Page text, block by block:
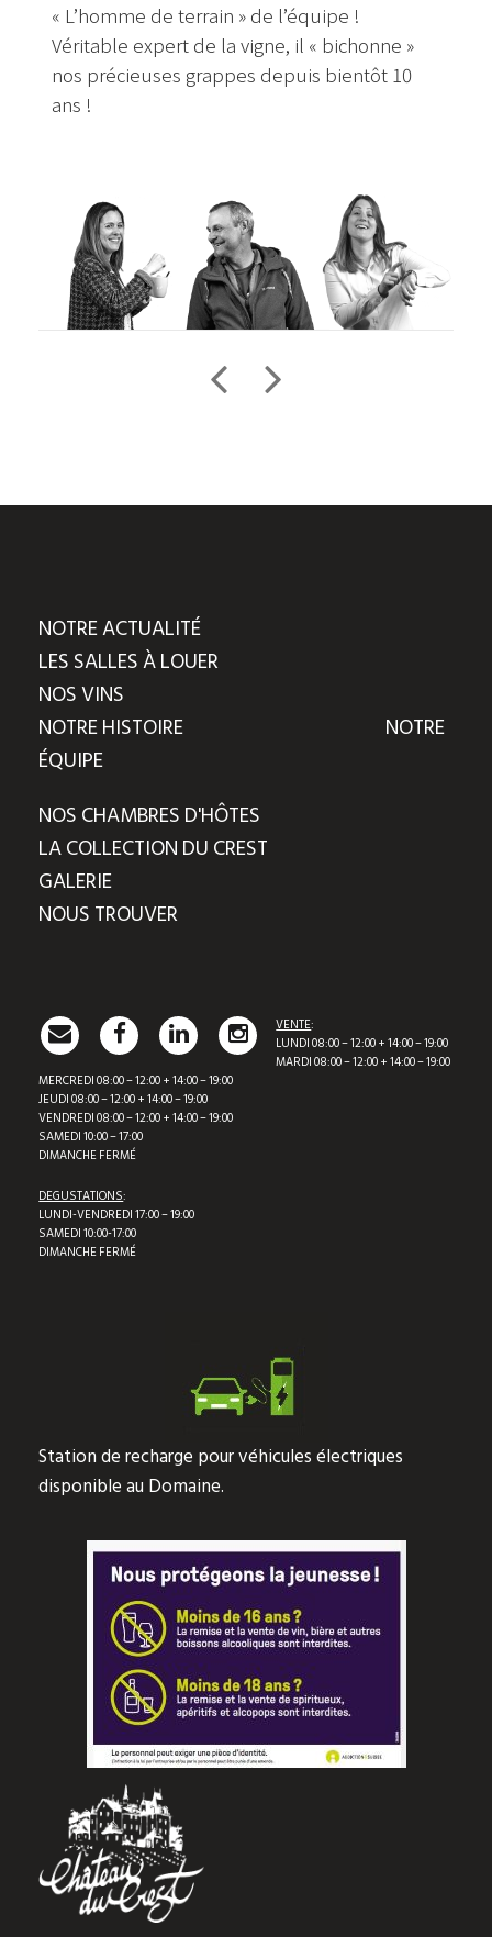
« L’homme de terrain » de l’équipe !
Véritable expert de la vigne, il « bichonne »
nos précieuses grappes depuis bientôt 10
ans !
NOTRE ACTUALITÉ
LES SALLES À LOUER
NOS VINS
NOTRE HISTOIRE
NOTRE
ÉQUIPE
NOS CHAMBRES D'HÔTES
LA COLLECTION DU CREST
GALERIE
NOUS TROUVER
VENTE:
LUNDI 08:00 – 12:00 + 14:00 – 19:00
MARDI 08:00 – 12:00 + 14:00 – 19:00
MERCREDI 08:00 – 12:00 + 14:00 – 19:00
JEUDI 08:00 – 12:00 + 14:00 – 19:00
VENDREDI 08:00 – 12:00 + 14:00 – 19:00
SAMEDI 10:00 – 17:00
DIMANCHE FERMÉ
DEGUSTATIONS:
LUNDI-VENDREDI 17:00 – 19:00
SAMEDI 10:00-17:00
DIMANCHE FERMÉ
Station de recharge pour véhicules électriques
disponible au Domaine.